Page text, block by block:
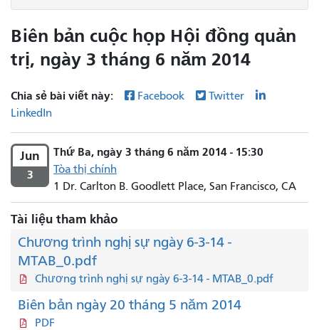
Biên bản cuộc họp Hội đồng quản
trị, ngày 3 tháng 6 năm 2014
Chia sẻ bài viết này: Facebook
Twitter
LinkedIn
Jun
3
Thứ Ba, ngày 3 tháng 6 năm 2014 - 15:30
Tòa thị chính
1 Dr. Carlton B. Goodlett Place, San Francisco, CA
Tài liệu tham khảo
Chương trình nghị sự ngày 6-3-14 -
MTAB_0.pdf
Chương trình nghị sự ngày 6-3-14 - MTAB_0.pdf
Biên bản ngày 20 tháng 5 năm 2014
PDF